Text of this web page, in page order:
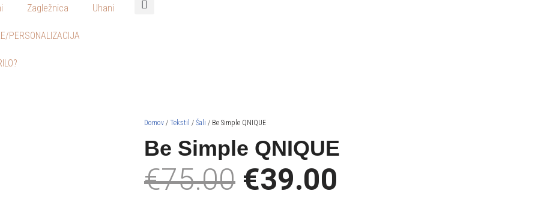
Zagležnica Uhani
PERSONALIZACIJA
Domov / Tekstil / Šali / Be Simple QNIQUE
Be Simple QNIQUE
€75.00 €39.00